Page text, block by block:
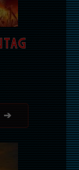
➔